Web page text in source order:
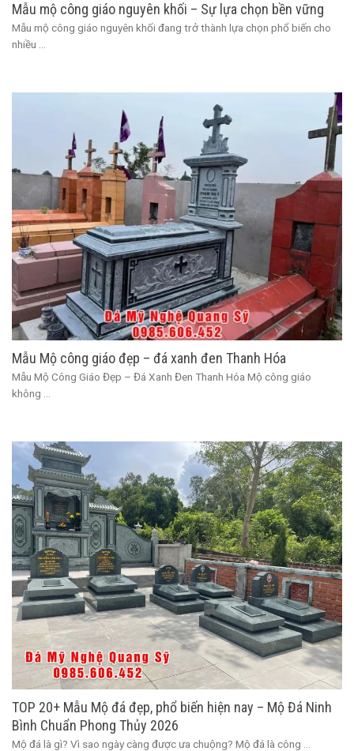
Mẫu mộ công giáo nguyên khối – Sự lựa chọn bền vững
Mẫu mộ công giáo nguyên khối đang trở thành lựa chọn phổ biến cho
nhiều ...
Mẫu Mộ công giáo đẹp – đá xanh đen Thanh Hóa
Mẫu Mộ Công Giáo Đẹp – Đá Xanh Đen Thanh Hóa Mộ công giáo
không ...
TOP 20+ Mẫu Mộ đá đẹp, phổ biến hiện nay – Mộ Đá Ninh
Bình Chuẩn Phong Thủy 2026
Mộ đá là gì? Vì sao ngày càng được ưa chuộng? Mộ đá là công ...